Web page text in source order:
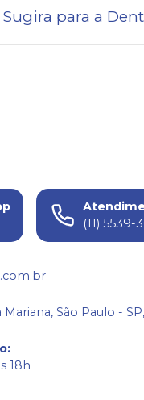
Sugira para a
(11) 5539-
São Paulo -
:
18h